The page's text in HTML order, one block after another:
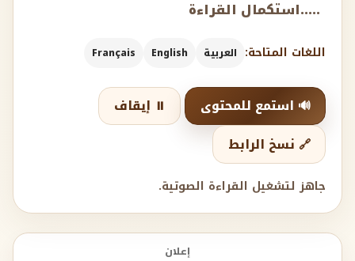
.....استكمال القراءة
اللغات المتاحة: العربية English
Français
🔊 استمع للمحتوى
⏸️ إيقاف
🔗 نسخ الرابط
جاهز لتشغيل القراءة الصوتية.
إعلان